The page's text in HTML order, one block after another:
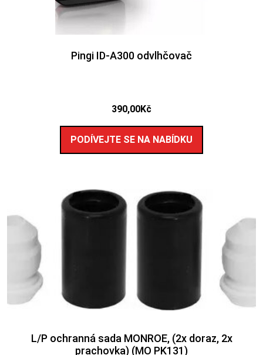
Pingi ID-A300 odvlhčovač
390,00Kč
PODÍVEJTE SE NA NABÍDKU
L/P ochranná sada MONROE, (2x doraz, 2x
prachovka) (MO PK131)